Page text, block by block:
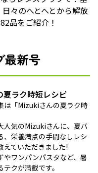
々のへとへとから解放
品をご紹介！
最新号
ラク時短レシピ
は「Mizukiさんの夏ラク時
人気のMizukiさんに、夏バ
、栄養満点の手間なしレシ
えていただきました!
やワンパンパスタなど、暑
クが満載です。